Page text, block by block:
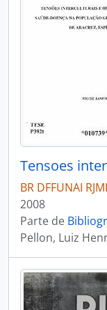
BR DFFUNAI
2008
Parte de
Pellon, Luiz